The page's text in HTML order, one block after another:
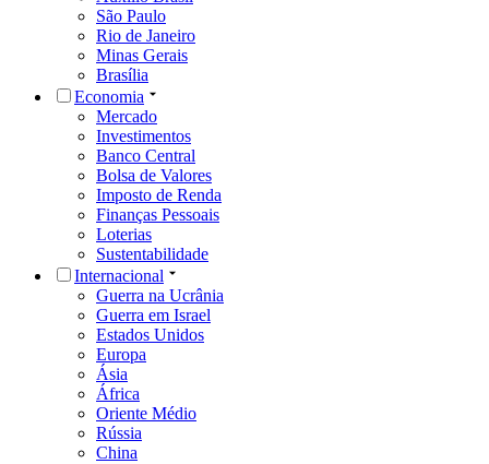
São Paulo
Rio de Janeiro
Minas Gerais
Brasília
Economia
Mercado
Investimentos
Banco Central
Bolsa de Valores
Imposto de Renda
Finanças Pessoais
Loterias
Sustentabilidade
Internacional
Guerra na Ucrânia
Guerra em Israel
Estados Unidos
Europa
Ásia
África
Oriente Médio
Rússia
China